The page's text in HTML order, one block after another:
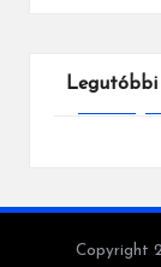
Legutóbbi
Copyright